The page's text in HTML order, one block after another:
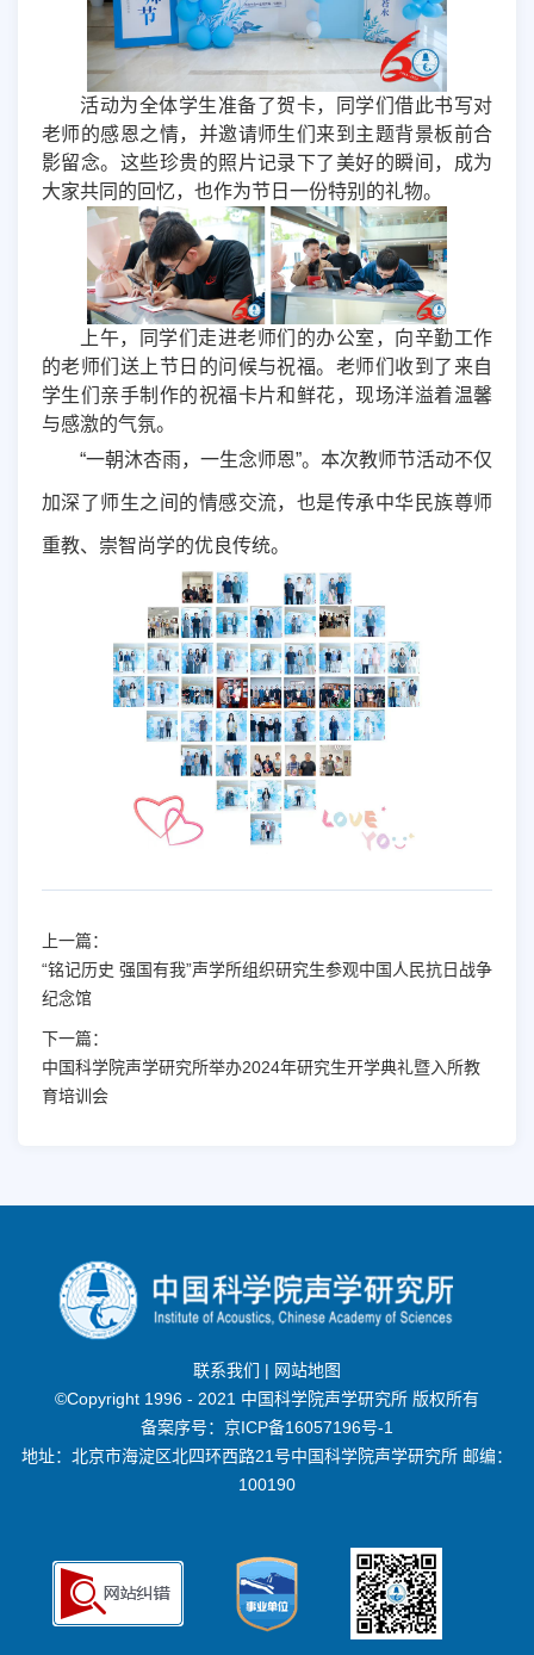
活动为全体学生准备了贺卡，同学们借此书写对
老师的感恩之情，并邀请师生们来到主题背景板前合
影留念。这些珍贵的照片记录下了美好的瞬间，成为
大家共同的回忆，也作为节日一份特别的礼物。
上午，同学们走进老师们的办公室，向辛勤工作
的老师们送上节日的问候与祝福。老师们收到了来自
学生们亲手制作的祝福卡片和鲜花，现场洋溢着温馨
与感激的气氛。
“一朝沐杏雨，一生念师恩”。本次教师节活动不仅
加深了师生之间的情感交流，也是传承中华民族尊师
重教、崇智尚学的优良传统。
上一篇：
“铭记历史 强国有我”声学所组织研究生参观中国人民抗日战争
纪念馆
下一篇：
中国科学院声学研究所举办2024年研究生开学典礼暨入所教
育培训会
联系我们 | 网站地图
©Copyright 1996 - 2021 中国科学院声学研究所 版权所有
备案序号： 京ICP备16057196号-1
地址：北京市海淀区北四环西路21号中国科学院声学研究所 邮编：
100190